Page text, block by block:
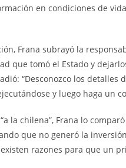
en condiciones de
Frana subrayó la
que tomó el Estado y
“Desconozco los detalles
y luego haga un
la chilena”, Frana lo
que no generó la
razones para que un